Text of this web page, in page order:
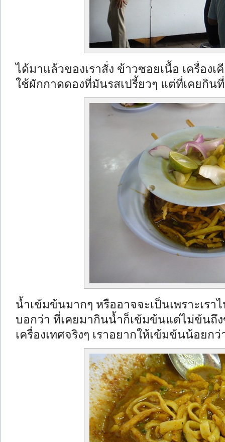
ได้มาแล้วของเราสั่ง ข้าวซอยเนื้อ เครื่อง
ใช้ผักกาดดองที่มันรสเปรี้ยวๆ แต่ที่เคยกิ
น้ำเข้มข้นมากๆ หรืออาจจะเป็นเพราะเร
บอกว่า ที่เคยมากินน้ำก็เข้มข้นแต่ไม่ข้นถึ
เครื่องเทศจริงๆ เราอยากให้เข้มข้นน้อยก